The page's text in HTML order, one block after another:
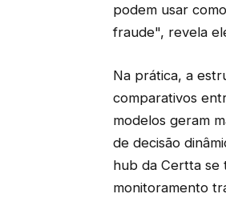
podem usar
fraude", revela
Na prática, a
comparativos
modelos geram
de decisão
hub da Certta se
monitoramento